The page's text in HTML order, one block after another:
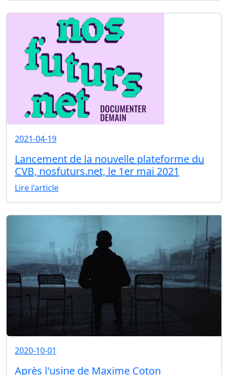
2021-04-19
Lancement de la nouvelle plateforme du
CVB, nosfuturs.net, le 1er mai 2021
Lire l'article
2020-10-01
Après l'usine de Maxime Coton